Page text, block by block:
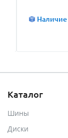
Наличие
Каталог
Шины
Диски